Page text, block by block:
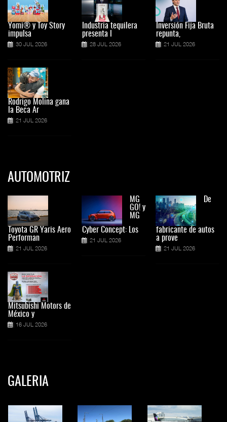
Yomi® y Toy Story
impulsa
30 JUL 2026
Rodrigo Molina gana
la Beca Ar
21 JUL 2026
Industria tequilera
presenta l
28 JUL 2026
Inversión Fija Bruta
repunta,
21 JUL 2026
AUTOMOTRIZ
Toyota GR Yaris Aero
Performan
21 JUL 2026
Mitsubishi Motors de
México y
16 JUL 2026
MG
GO! y
MG
Cyber Concept: Los
21 JUL 2026
De
fabricante de autos
a prove
21 JUL 2026
GALERIA